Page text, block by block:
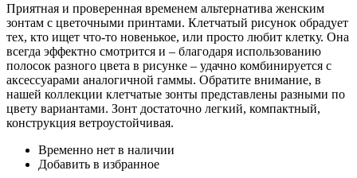
Приятная и проверенная временем альтернатива женским
зонтам с цветочными принтами. Клетчатый рисунок обрадует
тех, кто ищет что-то новенькое, или просто любит клетку. Она
всегда эффектно смотрится и – благодаря использованию
полосок разного цвета в рисунке – удачно комбинируется с
аксессуарами аналогичной гаммы. Обратите внимание, в
нашей коллекции клетчатые зонты представлены разными по
цвету вариантами. Зонт достаточно легкий, компактный,
конструкция ветроустойчивая.
Временно нет в наличии
Добавить в избранное